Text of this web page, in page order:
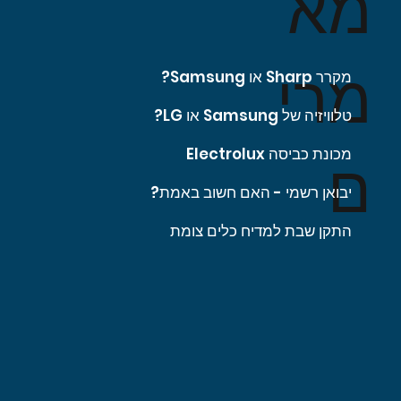
מרי
ם
מקרר Sharp או Samsung?
טלוויזיה של Samsung או LG?
מכונת כביסה Electrolux
יבואן רשמי - האם חשוב באמת?
התקן שבת למדיח כלים צומת